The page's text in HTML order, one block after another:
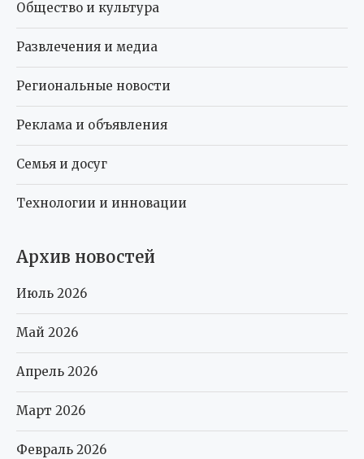
Общество и культура
Развлечения и медиа
Региональные новости
Реклама и объявления
Семья и досуг
Технологии и инновации
Архив новостей
Июль 2026
Май 2026
Апрель 2026
Март 2026
Февраль 2026